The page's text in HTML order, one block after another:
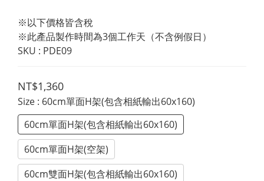
※以下價格皆含稅
※此產品製作時間為3個工作天（不含例假日）
SKU : PDE09
NT$1,360
Size : 60cm單面H架(包含相紙輸出60x160)
60cm單面H架(包含相紙輸出60x160)
60cm單面H架(空架)
60cm雙面H架(包含相紙輸出60x160)